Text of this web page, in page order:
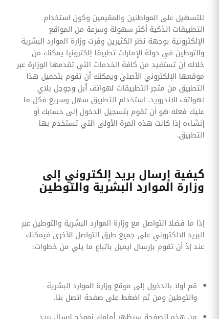
للتسهيل على المواطنين والمقيمين وكون استخدام
التطبيقات الذكية أكثر سهولة وسرعة من المواقع
الإلكترونية بوجهة نظر الكثيرين وفرت وزارة الموارد البشرية
والتوطين في دولة الإمارات تطبيقا إلكترونيا يمكنك من
خلاله أن تستفيد من كافة الخدمات التي تقدمها الوزارة عبر
موقعها الإلكتروني الأصلي ويمكنك أن تقوم بتحميل هذا
التطبيق من متجر التطبيقات لهواتف أبل وجوجل بلاي
لهواتف الاندرويد. استخدام التطبيق سهل وسريع فكل ما
عليك فعله هو أن تقوم بتسجيل الدخول إلى حسابك أو
إنشاءه إذا كانت هذه المرة الأولى التي تستخدم بها
التطبيق.
كيفية إرسال بريد إلكتروني إلى
وزارة الموارد البشرية والتوطين
إذا ما فضلا التواصل مع وزارة الموارد البشرية والتوطين عبر
البريد الالكتروني على جميع طرق التواصل الأخرى فيمكنك
عند إذ أن تقوم بإرسال ايميل باتباع ما يلي من خطوات:
قم أولا بالدخول إلى موقع وزارة الموارد البشرية
والتوطين ومن ثم اضغط على صفحة اتصل بنا.